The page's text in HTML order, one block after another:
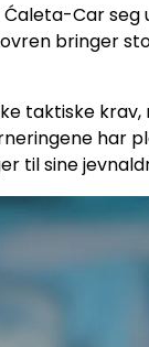
Car seg
bringer
taktiske krav,
har
til sine